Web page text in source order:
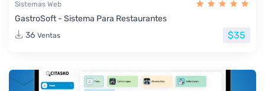
Sistemas Web
GastroSoft - Sistema Para Restaurantes
36 Ventas $35